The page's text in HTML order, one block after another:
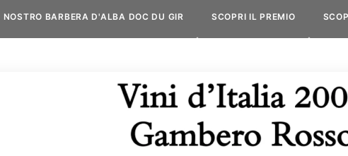
NOSTRO BARBERA D'ALBA DOC DU GIR SCOPRI IL PREMIO